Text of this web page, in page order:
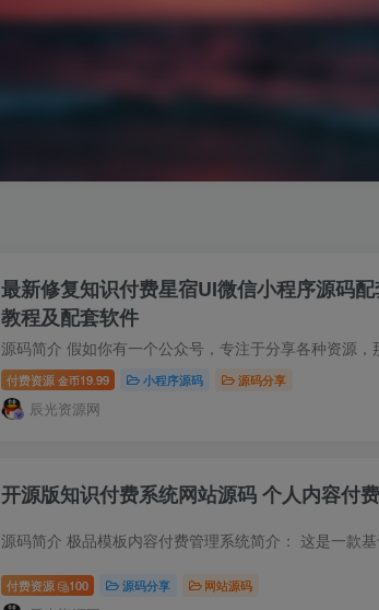
最新修复知识付费星宿UI微信小程序源码
教程及配套软件
付费资源 金币19.99 小程序源码 源码分享
辰光资源网
开源版知识付费系统网站源码 个人内容付
付费资源 100 源码分享 网站源码